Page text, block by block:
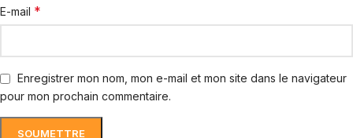
E-mail *
Enregistrer mon nom, mon e-mail et mon site dans le navigateur
pour mon prochain commentaire.